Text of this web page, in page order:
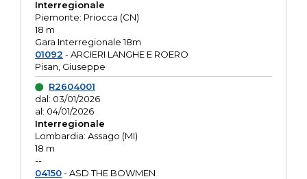
Interregionale
Piemonte: Priocca (CN)
18 m
Gara Interregionale 18m
01092 - ARCIERI LANGHE E ROERO
Pisan, Giuseppe
R2604001
dal: 03/01/2026
al: 04/01/2026
Interregionale
Lombardia: Assago (MI)
18 m
--
04150- ASD THE BOWMEN